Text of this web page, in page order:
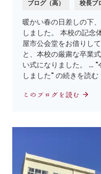
ブログ（高） 校長ブ
暖かい春の日差しの下
しました。 本校の記念
屋市公会堂をお借りし
と、本校の厳粛な卒業
い式になりました。 …
しました" の続きを読む
このブログを読む